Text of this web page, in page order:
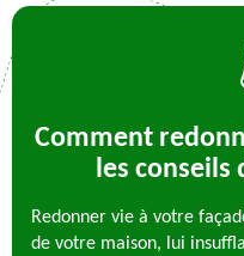
Comment
les conseils
Redonner vie à votre
de votre maison, lui